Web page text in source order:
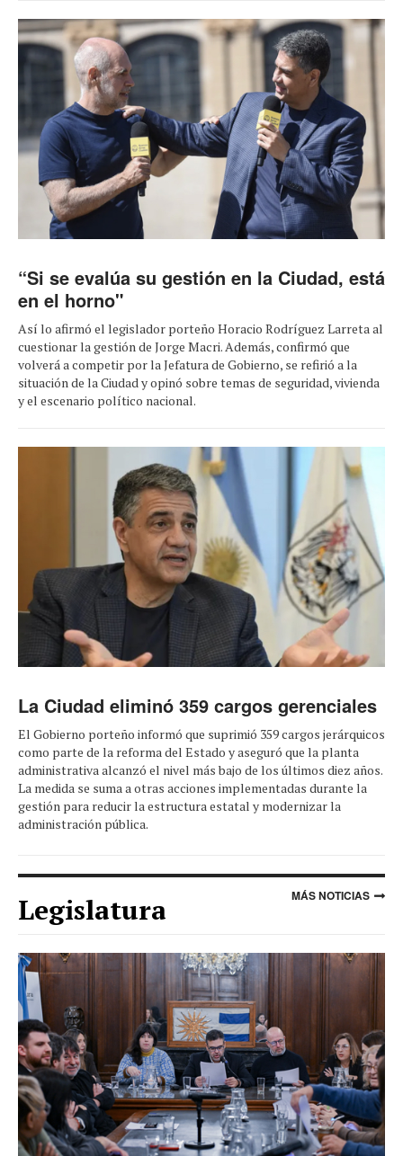
“Si se evalúa su gestión en la Ciudad, está
en el horno"
Así lo afirmó el legislador porteño Horacio Rodríguez Larreta al
cuestionar la gestión de Jorge Macri. Además, confirmó que
volverá a competir por la Jefatura de Gobierno, se refirió a la
situación de la Ciudad y opinó sobre temas de seguridad, vivienda
y el escenario político nacional.
La Ciudad eliminó 359 cargos gerenciales
El Gobierno porteño informó que suprimió 359 cargos jerárquicos
como parte de la reforma del Estado y aseguró que la planta
administrativa alcanzó el nivel más bajo de los últimos diez años.
La medida se suma a otras acciones implementadas durante la
gestión para reducir la estructura estatal y modernizar la
administración pública.
Legislatura MÁS NOTICIAS